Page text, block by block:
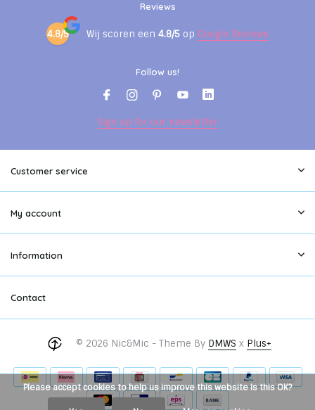
Reviews
4.8/5 Wij scoren een 4.8/5 op Google Reviews
Follow us!
Sign up for our newsletter
Customer service
My account
Information
Contact
© 2026 Nic&Mic - Theme By DMWS x Plus+
Please accept cookies to help us improve this website Is this OK?